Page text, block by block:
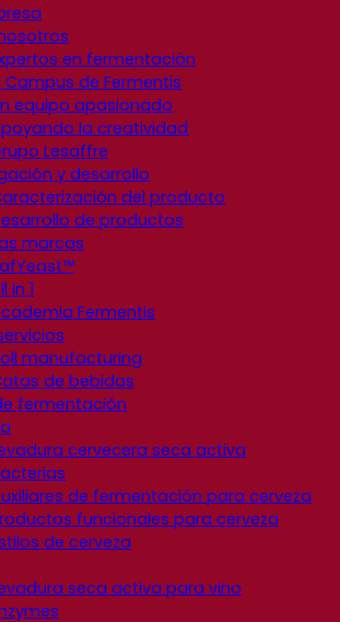
en fermentación
Campus de Fermentis
equipo apasionado
la creatividad
Lesaffre
y desarrollo
del producto
de productos
marcas
In 1
Fermentis
manufacturing
de bebidas
fermentación
cervecera seca activa
de fermentación para cerveza
funcionales para cerveza
de cerveza
seca activa para vino